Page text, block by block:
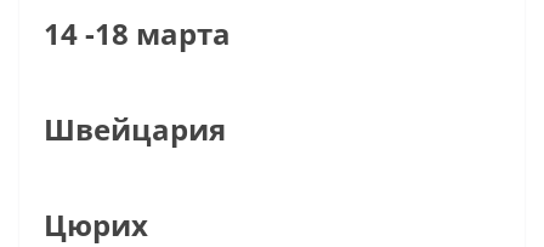
14 -18 марта
Швейцария
Цюрих